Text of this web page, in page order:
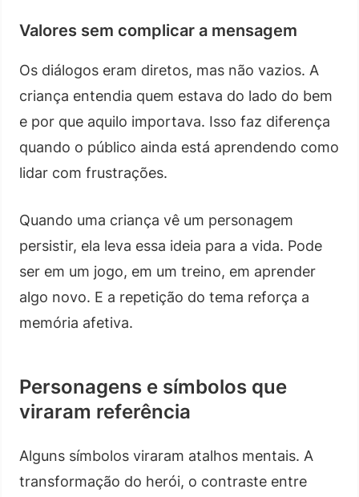
Valores sem complicar a mensagem
Os diálogos eram diretos, mas não vazios. A
criança entendia quem estava do lado do bem
e por que aquilo importava. Isso faz diferença
quando o público ainda está aprendendo como
lidar com frustrações.
Quando uma criança vê um personagem
persistir, ela leva essa ideia para a vida. Pode
ser em um jogo, em um treino, em aprender
algo novo. E a repetição do tema reforça a
memória afetiva.
Personagens e símbolos que
viraram referência
Alguns símbolos viraram atalhos mentais. A
transformação do herói, o contraste entre